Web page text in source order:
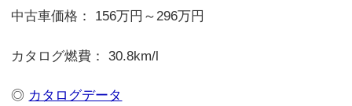
中古車価格： 156万円～296万円
カタログ燃費： 30.8km/l
◎ カタログデータ